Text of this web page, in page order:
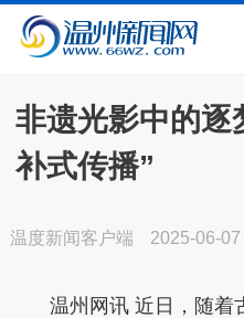
非遗光影中的逐
补式传播”
温度新闻客户端 2025-06-
温州网讯 近日，随着古